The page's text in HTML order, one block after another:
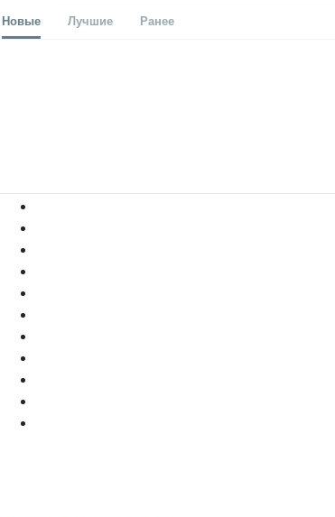
Новые Лучшие Ранее